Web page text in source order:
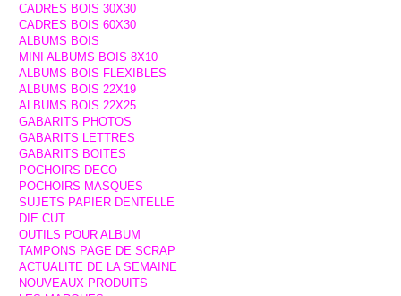
CADRES BOIS 30X30
CADRES BOIS 60X30
ALBUMS BOIS
MINI ALBUMS BOIS 8X10
ALBUMS BOIS FLEXIBLES
ALBUMS BOIS 22X19
ALBUMS BOIS 22X25
GABARITS PHOTOS
GABARITS LETTRES
GABARITS BOITES
POCHOIRS DECO
POCHOIRS MASQUES
SUJETS PAPIER DENTELLE
DIE CUT
OUTILS POUR ALBUM
TAMPONS PAGE DE SCRAP
ACTUALITE DE LA SEMAINE
NOUVEAUX PRODUITS